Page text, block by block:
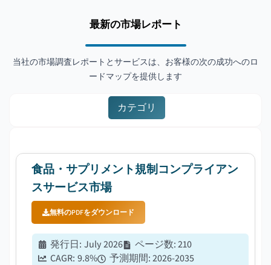
最新の市場レポート
当社の市場調査レポートとサービスは、お客様の次の成功へのロ
ードマップを提供します
カテゴリ
食品・サプリメント規制コンプライアン
スサービス市場
無料のPDFをダウンロード
発行日: July 2026 ページ数:210
CAGR: 9.8% 予測期間:2026-2035